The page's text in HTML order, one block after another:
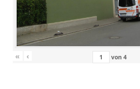
« ‹ von 4